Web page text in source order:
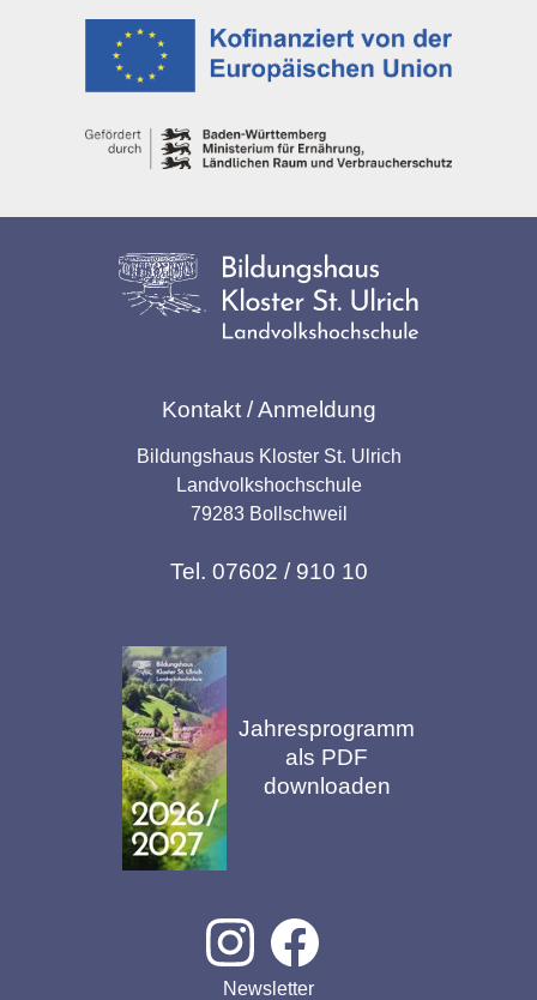
Kontakt / Anmeldung
Bildungshaus Kloster St. Ulrich
Landvolkshochschule
79283 Bollschweil
Tel. 07602 / 910 10
Jahresprogramm
als PDF
downloaden
Newsletter